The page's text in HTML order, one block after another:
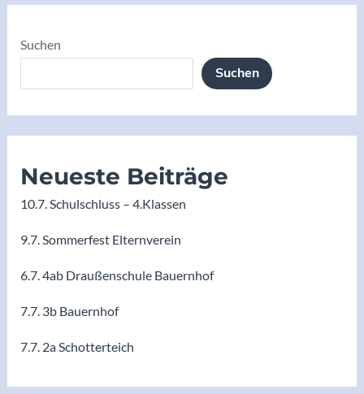
Suchen
Suchen
Neueste Beiträge
10.7. Schulschluss – 4.Klassen
9.7. Sommerfest Elternverein
6.7. 4ab Draußenschule Bauernhof
7.7. 3b Bauernhof
7.7. 2a Schotterteich